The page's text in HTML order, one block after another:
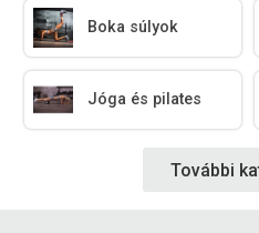
Boka súlyok
Jóga és pilates
További